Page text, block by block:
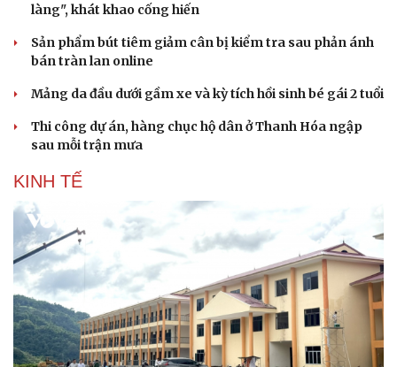
làng", khát khao cống hiến
Sản phẩm bút tiêm giảm cân bị kiểm tra sau phản ánh
bán tràn lan online
Mảng da đầu dưới gầm xe và kỳ tích hồi sinh bé gái 2 tuổi
Thi công dự án, hàng chục hộ dân ở Thanh Hóa ngập
sau mỗi trận mưa
KINH TẾ